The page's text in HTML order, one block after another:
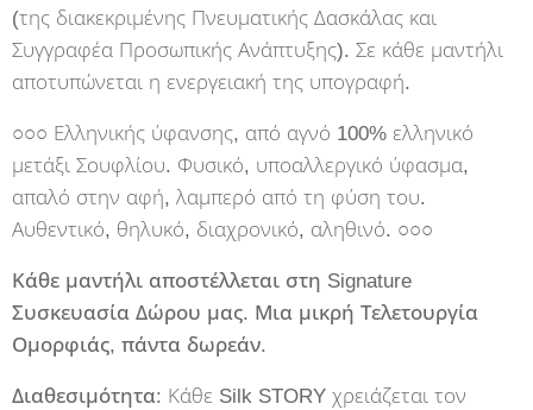
(της διακεκριμένης Πνευματικής Δασκάλας και
Συγγραφέα Προσωπικής Ανάπτυξης). Σε κάθε μαντήλι
αποτυπώνεται η ενεργειακή της υπογραφή.
○○○ Ελληνικής ύφανσης, από αγνό 100% ελληνικό
μετάξι Σουφλίου. Φυσικό, υποαλλεργικό ύφασμα,
απαλό στην αφή, λαμπερό από τη φύση του.
Αυθεντικό, θηλυκό, διαχρονικό, αληθινό. ○○○
Κάθε μαντήλι αποστέλλεται στη Signature
Συσκευασία Δώρου μας. Μια μικρή Τελετουργία
Ομορφιάς, πάντα δωρεάν.
Διαθεσιμότητα: Κάθε Silk STORY χρειάζεται τον